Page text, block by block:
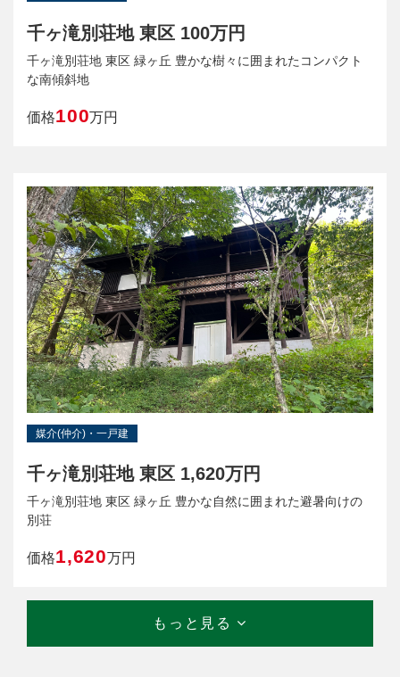
千ヶ滝別荘地 東区 100万円
千ヶ滝別荘地 東区 緑ヶ丘 豊かな樹々に囲まれたコンパクト
な南傾斜地
価格100万円
媒介(仲介)・一戸建
千ヶ滝別荘地 東区 1,620万円
千ヶ滝別荘地 東区 緑ヶ丘 豊かな自然に囲まれた避暑向けの
別荘
価格1,620万円
もっと見る